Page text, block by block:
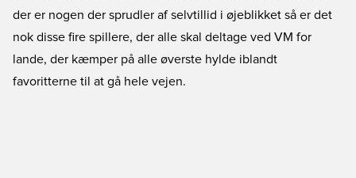
der er nogen der sprudler af selvtillid i øjeblikket så er det
nok disse fire spillere, der alle skal deltage ved VM for
lande, der kæmper på alle øverste hylde iblandt
favoritterne til at gå hele vejen.